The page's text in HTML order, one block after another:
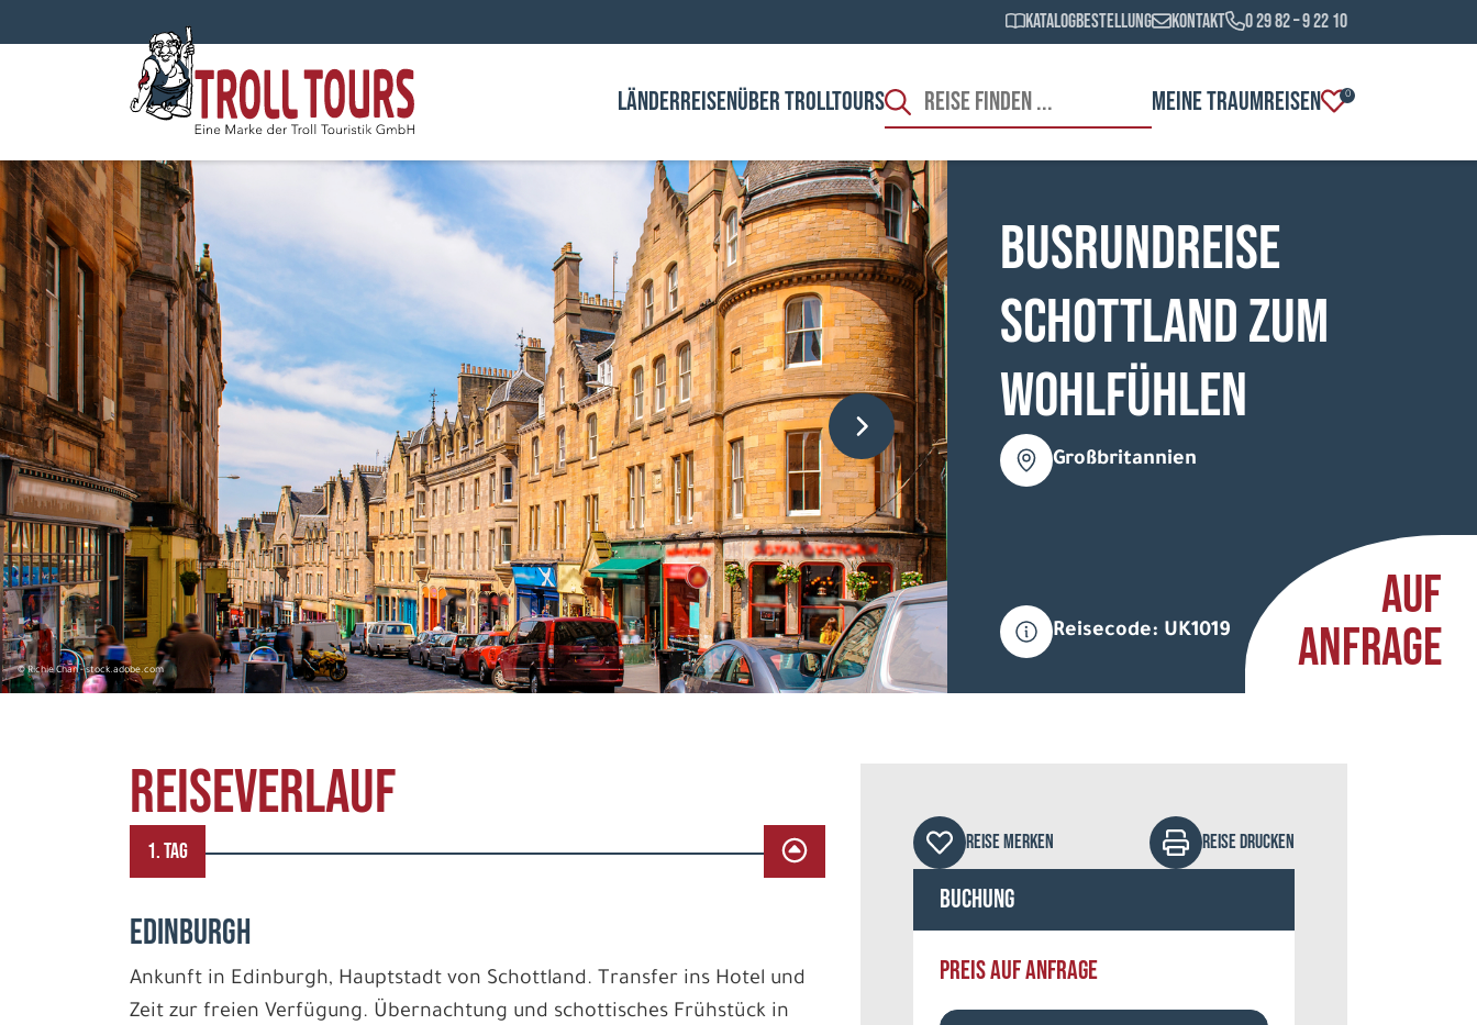
Katalogbestellung Kontakt 0 29 82 – 9 22 10
LÄNDERREISENÜBER TROLLTOURS MEINE TRAUMREISEN 0
© Richie Chan - stock.adobe.com
Busrundreise
Schottland zum
Wohlfühlen
Großbritannien
Reisecode: UK1019
AUF
ANFRAGE
REISEVERLAUF
1. TAG
EDINBURGH
Ankunft in Edinburgh, Hauptstadt von Schottland. Transfer ins Hotel und
Zeit zur freien Verfügung. Übernachtung und schottisches Frühstück in
REISE MERKEN REISE DRUCKEN
Buchung
PREIS AUF ANFRAGE